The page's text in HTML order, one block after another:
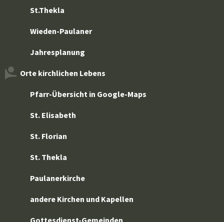
St.Thekla
Wieden-Paulaner
Jahresplanung
Orte kirchlichen Lebens
Pfarr-Übersicht in Google-Maps
St. Elisabeth
St. Florian
St. Thekla
Paulanerkirche
andere Kirchen und Kapellen
Gottesdienst-Gemeinden